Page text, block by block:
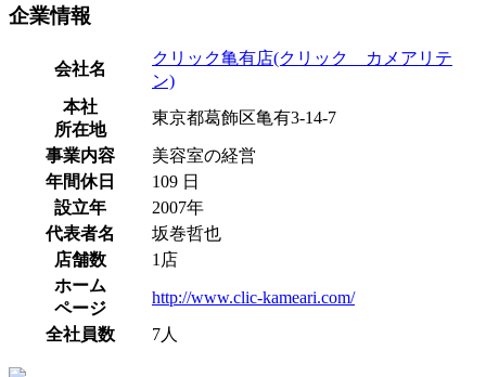
企業情報
会社名
クリック亀有店(クリック カメアリテ
ン)
本社
所在地
東京都葛飾区亀有3-14-7
事業内容
美容室の経営
年間休日
109 日
設立年
2007年
代表者名
坂巻哲也
店舗数
1店
ホーム
ページ
http://www.clic-kameari.com/
全社員数
7人